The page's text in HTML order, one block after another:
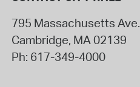
795 Massachusetts Ave.
Cambridge, MA02139
Ph: 617-349-4000